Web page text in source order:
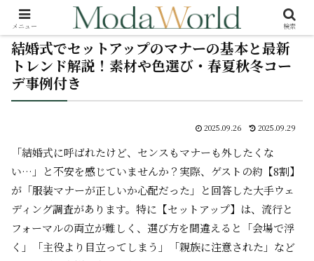
結婚式でセットアップのマナーの基本と最新
トレンド解説！素材や色選び・春夏秋冬コー
デ事例付き
2025.09.26 2025.09.29
「結婚式に呼ばれたけど、センスもマナーも外したくな
い…」と不安を感じていませんか？実際、ゲストの約【8割】
が「服装マナーが正しいか心配だった」と回答した大手ウェ
ディング調査があります。特に【セットアップ】は、流行と
フォーマルの両立が難しく、選び方を間違えると「会場で浮
く」「主役より目立ってしまう」「親族に注意された」など
メニュー 検索